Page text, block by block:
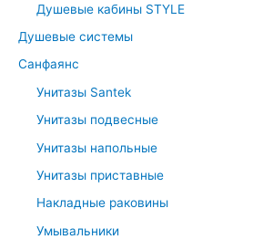
Душевые кабины STYLE
Душевые системы
Санфаянс
Унитазы Santek
Унитазы подвесные
Унитазы напольные
Унитазы приставные
Накладные раковины
Умывальники